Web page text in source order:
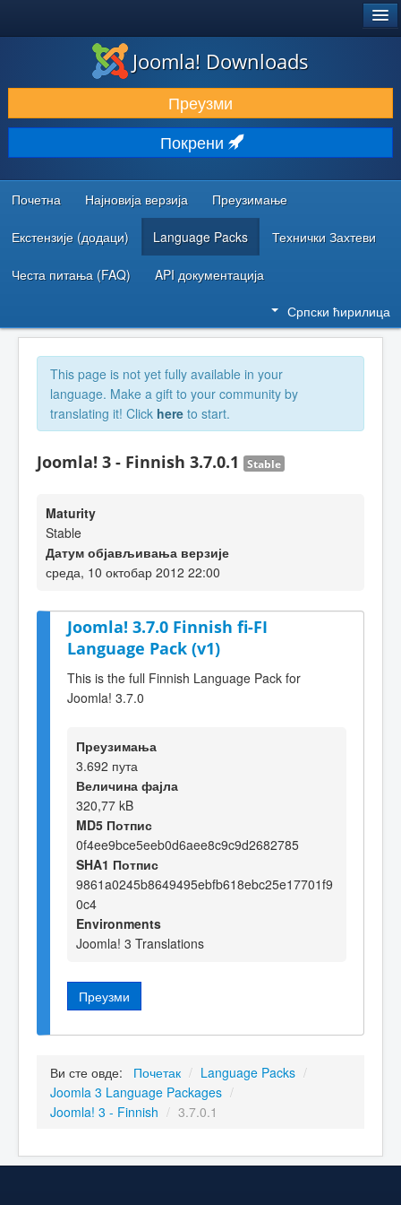
ПРЕУЗИМАЊЕ И ПРОШИРЕЊА (ЕКСТЕНЗИЈЕ)
ОТКРИЈТЕ И НАУЧИТЕ
ЗАЈЕДНИЦА И ПОДРШКА
РЕСУРСИ ЗА РАЗВОЈ
Joomla! Downloads
Преузми
Покрени
Почетна Најновија верзија Преузимање
Екстензије (додаци) Language Packs Технички Захтеви
Честа питања (FAQ) API документација
Српски ћирилица
This page is not yet fully available in your
language. Make a gift to your community by
translating it! Click here to start.
Joomla! 3 - Finnish 3.7.0.1 Stable
Maturity
Stable
Датум објављивања верзије
среда, 10 октобар 2012 22:00
Joomla! 3.7.0 Finnish fi-FI
Language Pack (v1)
This is the full Finnish Language Pack for
Joomla! 3.7.0
Преузимања
3.692 пута
Величина фајла
320,77 kB
MD5 Потпис
0f4ee9bce5eeb0d6aee8c9c9d2682785
SHA1 Потпис
9861a0245b8649495ebfb618ebc25e17701f9
0c4
Environments
Joomla! 3 Translations
Преузми
Ви сте овде: Почетак / Language Packs /
Joomla 3 Language Packages /
Joomla! 3 - Finnish / 3.7.0.1